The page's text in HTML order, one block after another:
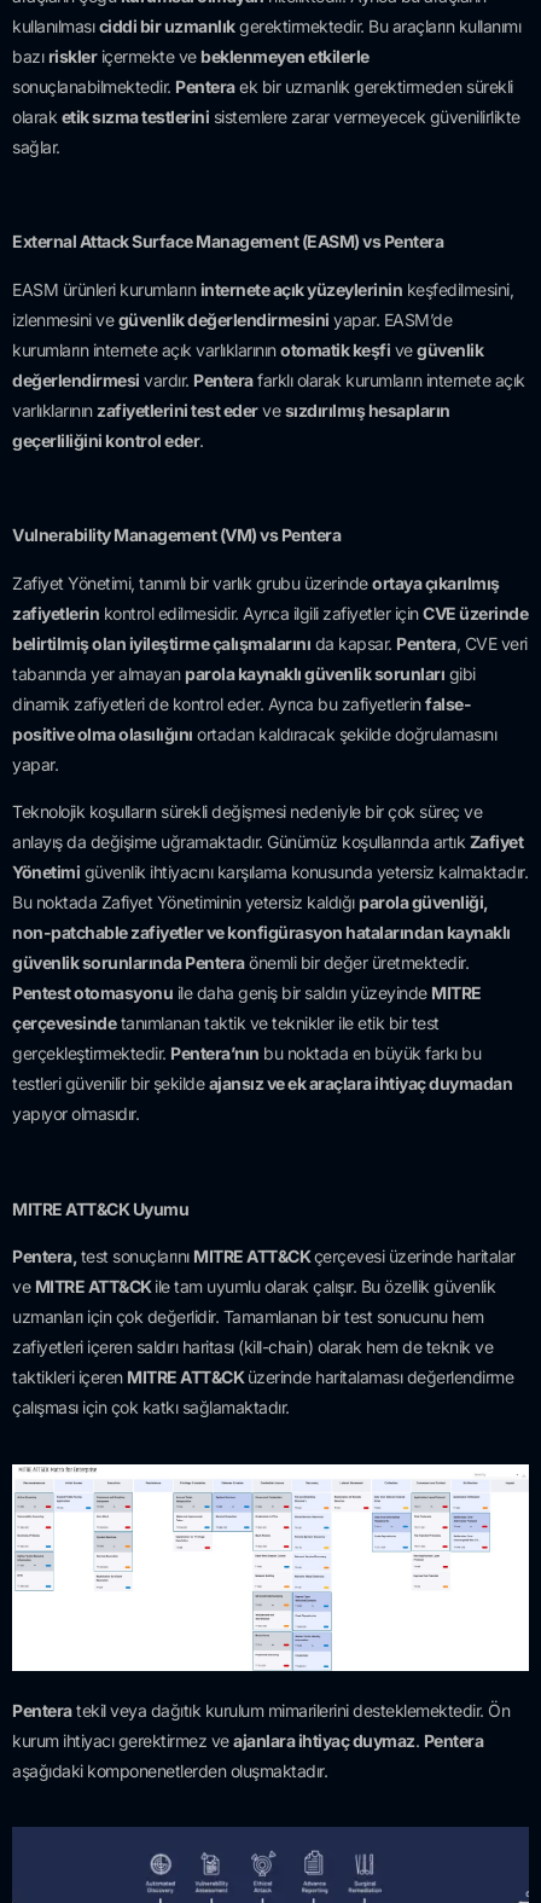
kullanılmasıciddi bir uzmanlıkgerektirmektedir. Bu araçların kullanımı
bazı riskleriçermekte ve beklenmeyen etkilerle
sonuçlanabilmektedir. Penteraek bir uzmanlık gerektirmeden sürekli
olarak etik sızma testlerini sistemlere zarar vermeyecek güvenilirlikte
sağlar.
External Attack Surface Management (EASM) vs Pentera
EASM ürünleri kurumlarıninternete açık yüzeylerinin keşfedilmesini,
izlenmesini vegüvenlik değerlendirmesini yapar. EASM’de
kurumların internete açık varlıklarınınotomatik keşfi vegüvenlik
değerlendirmesi vardır. Penterafarklı olarak kurumların internete açık
varlıklarının zafiyetlerini test edervesızdırılmış hesapların
geçerliliğini kontrol eder.
Vulnerability Management (VM) vs Pentera
Zafiyet Yönetimi, tanımlı bir varlık grubu üzerindeortaya çıkarılmış
zafiyetlerin kontrol edilmesidir. Ayrıca ilgili zafiyetler içinCVE üzerinde
belirtilmiş olan iyileştirme çalışmalarını da kapsar. Pentera, CVE veri
tabanında yer almayan parola kaynaklı güvenlik sorunları gibi
dinamik zafiyetleri de kontrol eder. Ayrıca bu zafiyetlerinfalse-
positive olma olasılığını ortadan kaldıracak şekilde doğrulamasını
yapar.
Teknolojik koşulların sürekli değişmesi nedeniyle bir çok süreç ve
anlayış da değişime uğramaktadır. Günümüz koşullarında artık Zafiyet
Yönetimi güvenlik ihtiyacını karşılama konusunda yetersiz kalmaktadır.
Bu noktada Zafiyet Yönetiminin yetersiz kaldığı parola güvenliği,
non-patchable zafiyetler ve konfigürasyon hatalarından kaynaklı
güvenlik sorunlarında Penteraönemli bir değer üretmektedir.
Pentest otomasyonu ile daha geniş bir saldırı yüzeyinde MITRE
çerçevesindetanımlanan taktik ve teknikler ile etik bir test
gerçekleştirmektedir. Pentera’nın bu noktada en büyük farkı bu
testleri güvenilir bir şekildeajansız ve ek araçlara ihtiyaç duymadan
yapıyor olmasıdır.
MITRE ATT&CK Uyumu
Pentera,test sonuçlarını MITRE ATT&CKçerçevesi üzerinde haritalar
ve MITRE ATT&CKile tam uyumlu olarak çalışır. Bu özellik güvenlik
uzmanları için çok değerlidir. Tamamlanan bir test sonucunu hem
zafiyetleri içeren saldırı haritası (kill-chain) olarak hem de teknik ve
taktikleri içeren MITRE ATT&CKüzerinde haritalaması değerlendirme
çalışması için çok katkı sağlamaktadır.
Penteratekil veya dağıtık kurulum mimarilerini desteklemektedir. Ön
kurum ihtiyacı gerektirmez veajanlara ihtiyaç duymaz. Pentera
aşağıdaki komponenetlerden oluşmaktadır.